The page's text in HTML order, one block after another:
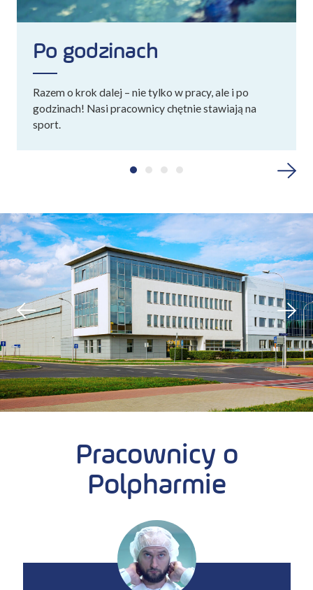
Po godzinach
Razem o krok dalej – nie tylko w pracy, ale i po
godzinach! Nasi pracownicy chętnie stawiają na
sport.
Pracownicy o
Polpharmie